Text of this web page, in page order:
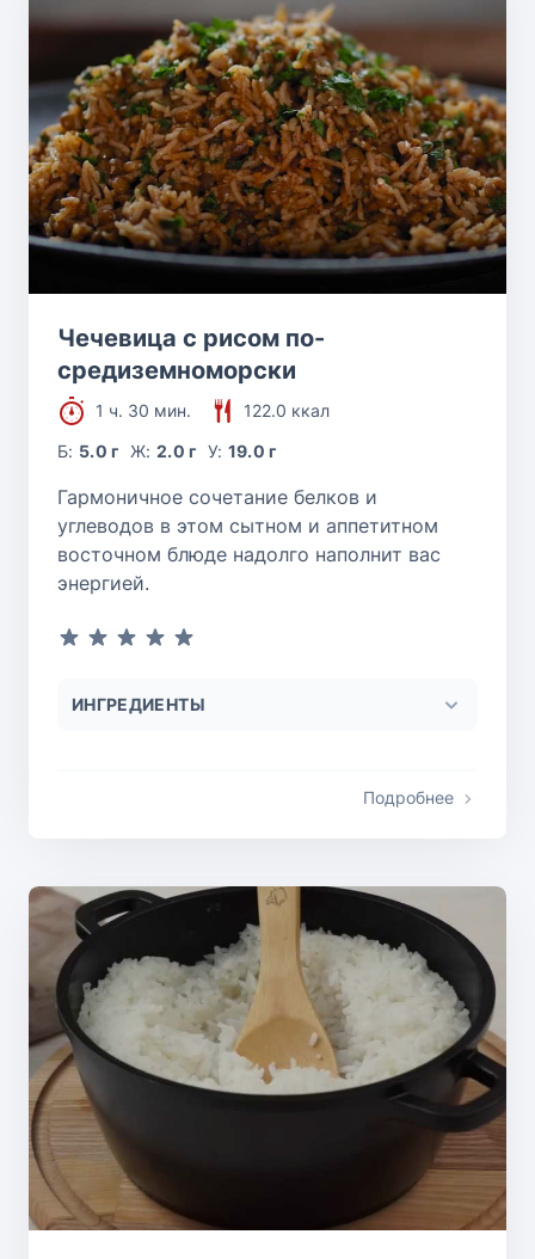
Чечевица с рисом по-
средиземноморски
1 ч. 30 мин.
122.0 ккал
Б: 5.0 г Ж: 2.0 г У: 19.0 г
Гармоничное сочетание белков и
углеводов в этом сытном и аппетитном
восточном блюде надолго наполнит вас
энергией.
ИНГРЕДИЕНТЫ
Подробнее